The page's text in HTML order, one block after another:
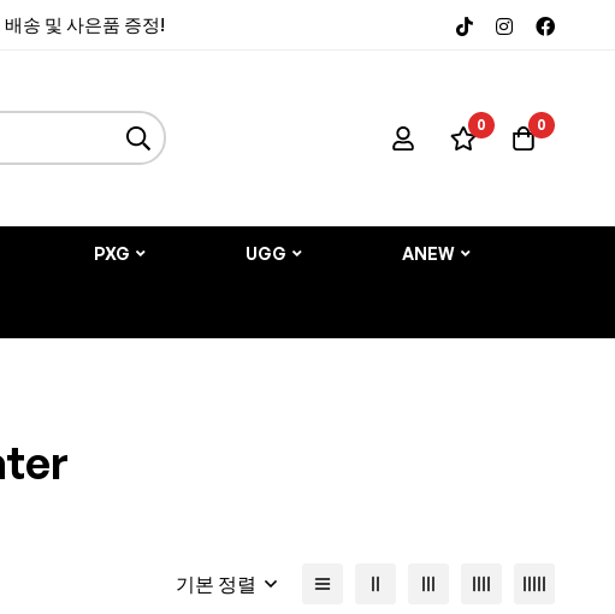
송 및 사은품 증정!
0 0
PXG UGG ANEW
기본 정렬